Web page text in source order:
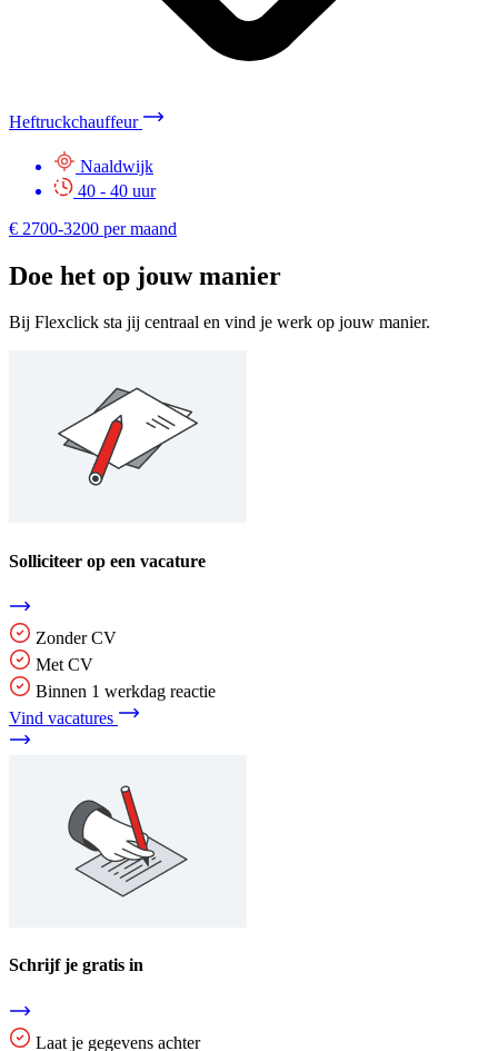
Heftruckchauffeur
Naaldwijk
40 - 40 uur
€ 2700-3200 per maand
Doe het op jouw manier
Bij Flexclick sta jij centraal en vind je werk op jouw manier.
Solliciteer op een vacature
Zonder CV
Met CV
Binnen 1 werkdag reactie
Vind vacatures
Schrijf je gratis in
Laat je gegevens achter